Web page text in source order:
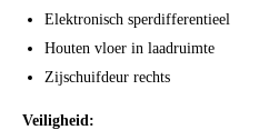
Elektronisch sperdifferentieel
Houten vloer in laadruimte
Zijschuifdeur rechts
Veiligheid: